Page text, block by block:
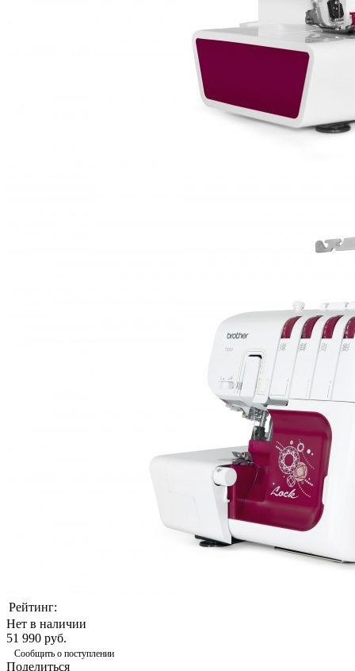
Рейтинг:
Нет в наличии
51 990 руб.
Сообщить о поступлении
Поделиться